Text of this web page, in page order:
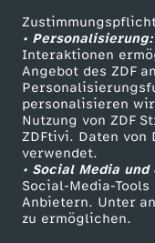
• Personalisierung:
Interaktionen
Angebot des ZDF
personalisieren
Nutzung von ZDF
ZDFtivi. Daten
verwendet.
• Social Media
Social-Media-
Anbietern. Unter
zu ermöglichen.
Livestreams
Sendungen A-Z
TV-Programm
ZDF Unternehmen
Karriere